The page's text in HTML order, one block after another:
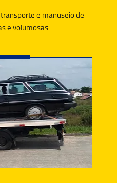
e manuseio de
e volumosas.